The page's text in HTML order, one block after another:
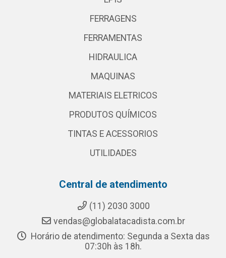
FERRAGENS
FERRAMENTAS
HIDRAULICA
MAQUINAS
MATERIAIS ELETRICOS
PRODUTOS QUÍMICOS
TINTAS E ACESSORIOS
UTILIDADES
Central de atendimento
(11) 2030 3000
vendas@globalatacadista.com.br
Horário de atendimento: Segunda a Sexta das
07:30h às 18h.